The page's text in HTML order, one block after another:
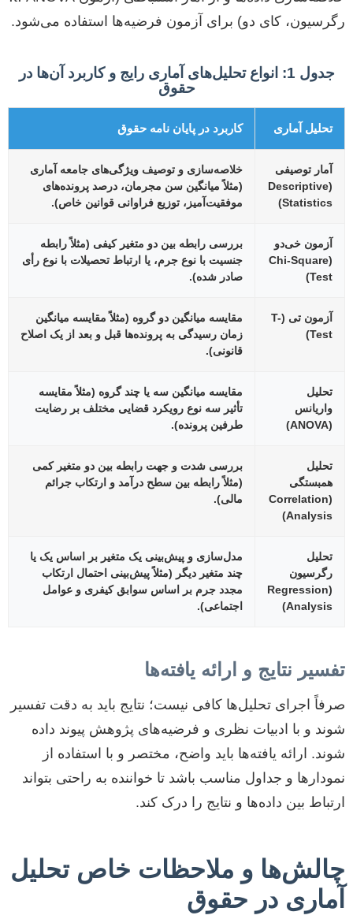
رگرسیون، کای دو) برای آزمون فرضیه‌ها استفاده می‌شود.
جدول 1: انواع تحلیل‌های آماری رایج و کاربرد آن‌ها در
حقوق
تحلیل آماری کاربرد در پایان نامه حقوق
آمار توصیفی
(Descriptive
Statistics)
خلاصه‌سازی و توصیف ویژگی‌های جامعه آماری
(مثلاً میانگین سن مجرمان، درصد پرونده‌های
موفقیت‌آمیز، توزیع فراوانی قوانین خاص).
آزمون خی‌دو
(Chi-Square
Test)
بررسی رابطه بین دو متغیر کیفی (مثلاً رابطه
جنسیت با نوع جرم، یا ارتباط تحصیلات با نوع رأی
صادر شده).
آزمون تی (t-
Test)
مقایسه میانگین دو گروه (مثلاً مقایسه میانگین
زمان رسیدگی به پرونده‌ها قبل و بعد از یک اصلاح
قانونی).
تحلیل
واریانس
(ANOVA)
مقایسه میانگین سه یا چند گروه (مثلاً مقایسه
تأثیر سه نوع رویکرد قضایی مختلف بر رضایت
طرفین پرونده).
تحلیل
همبستگی
(Correlation
Analysis)
بررسی شدت و جهت رابطه بین دو متغیر کمی
(مثلاً رابطه بین سطح درآمد و ارتکاب جرائم
مالی).
تحلیل
رگرسیون
(Regression
Analysis)
مدل‌سازی و پیش‌بینی یک متغیر بر اساس یک یا
چند متغیر دیگر (مثلاً پیش‌بینی احتمال ارتکاب
مجدد جرم بر اساس سوابق کیفری و عوامل
اجتماعی).
تفسیر نتایج و ارائه یافته‌ها
صرفاً اجرای تحلیل‌ها کافی نیست؛ نتایج باید به دقت تفسیر
شوند و با ادبیات نظری و فرضیه‌های پژوهش پیوند داده
شوند. ارائه یافته‌ها باید واضح، مختصر و با استفاده از
نمودارها و جداول مناسب باشد تا خواننده به راحتی بتواند
ارتباط بین داده‌ها و نتایج را درک کند.
چالش‌ها و ملاحظات خاص تحلیل
آماری در حقوق